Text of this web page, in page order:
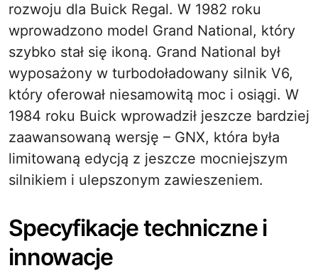
rozwoju dla Buick Regal. W 1982 roku
wprowadzono model Grand National, który
szybko stał się ikoną. Grand National był
wyposażony w turbodoładowany silnik V6,
który oferował niesamowitą moc i osiągi. W
1984 roku Buick wprowadził jeszcze bardziej
zaawansowaną wersję – GNX, która była
limitowaną edycją z jeszcze mocniejszym
silnikiem i ulepszonym zawieszeniem.
Specyfikacje techniczne i
innowacje